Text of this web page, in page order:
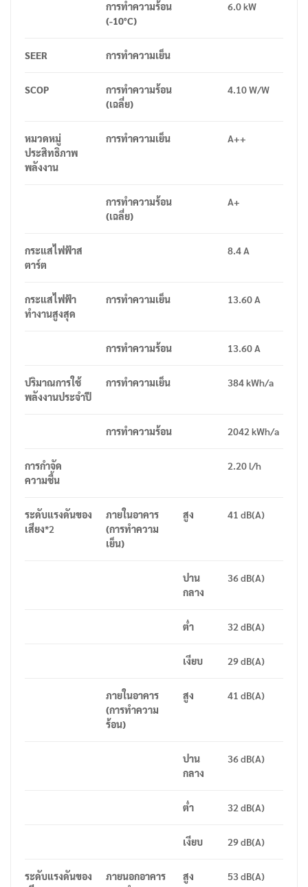
การทำความร้อน
(-10°C)
6.0 kW
SEER การทำความเย็น
SCOP
การทำความร้อน
(เฉลี่ย)
4.10 W/W
หมวดหมู่
ประสิทธิภาพ
พลังงาน
การทำความเย็น A++
การทำความร้อน
(เฉลี่ย)
A+
กระแสไฟฟ้าส
ตาร์ต
8.4 A
กระแสไฟฟ้า
ทำงานสูงสุด
การทำความเย็น 13.60 A
การทำความร้อน 13.60 A
ปริมาณการใช้
พลังงานประจำปี
การทำความเย็น 384 kWh/a
การทำความร้อน 2042 kWh/a
การกำจัด
ความชื้น
2.20 l/h
ระดับแรงดันของ
เสียง*2
ภายในอาคาร
(การทำความ
เย็น)
สูง 41 dB(A)
ปาน
กลาง
36 dB(A)
ต่ำ 32 dB(A)
เงียบ 29 dB(A)
ภายในอาคาร
(การทำความ
ร้อน)
สูง 41 dB(A)
ปาน
กลาง
36 dB(A)
ต่ำ 32 dB(A)
เงียบ 29 dB(A)
ระดับแรงดันของ
ภายนอกอาคาร
สูง 53 dB(A)